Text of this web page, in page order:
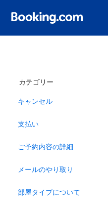
カテゴリー
キャンセル
支払い
ご予約内容の詳細
メールのやり取り
部屋タイプについて